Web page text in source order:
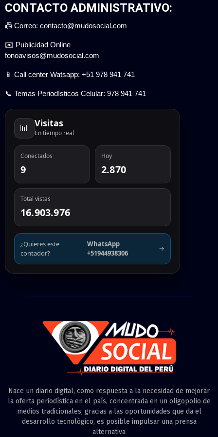
CONTACTO ADMINISTRATIVO:
📠 Correo: contacto@mudosocial.com
✉️ Publicidad Online
fonoavisos@mudosocial.com
📱 Call center Watsapp: +51 978 941 741
📞 Temas Periodísticos Celular: 978 941 741
📊 Visitas
En tiempo real
Conectados
9
Hoy
2.870
Total vistas
16.903.976
¿Quieres este
contador?
WhatsApp
+51944938306
→
Nace un diario digital, como respuesta a la necesidad de mejorar
la oferta periodística en el país, concentrada en un oligopolio de
medios tradicionales, gracias a las oportunidades que da el
desarrollo tecnológico, es posible impulsar una prensa
alternativa